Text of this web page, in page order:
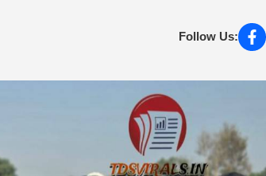
Follow Us: